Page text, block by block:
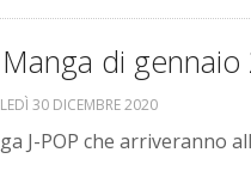
di gennaio
30 DICEMBRE 2020
J-POP che arriveranno